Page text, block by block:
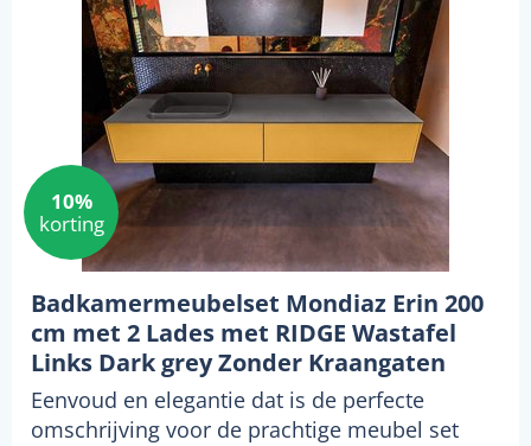
10%
korting
Badkamermeubelset Mondiaz Erin 200
cm met 2 Lades met RIDGE Wastafel
Links Dark grey Zonder Kraangaten
Greeploos Mat Ocher
Eenvoud en elegantie dat is de perfecte
omschrijving voor de prachtige meubel set